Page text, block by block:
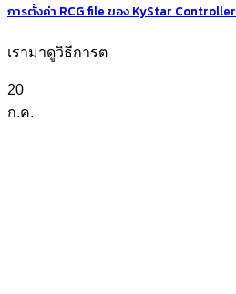
การตั้งค่า RCG file ของ KyStar Controller
เรามาดูวิธีการต
20
ก.ค.